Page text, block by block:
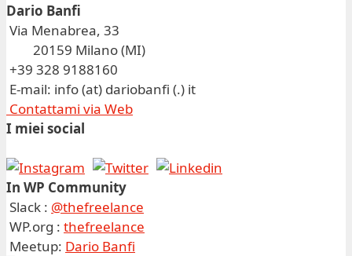
Dario Banfi
Via Menabrea, 33
20159 Milano (MI)
+39 328 9188160
E-mail: info (at) dariobanfi (.) it
Contattami via Web
I miei social
In WP Community
Slack : @thefreelance
WP.org : thefreelance
Meetup: Dario Banfi